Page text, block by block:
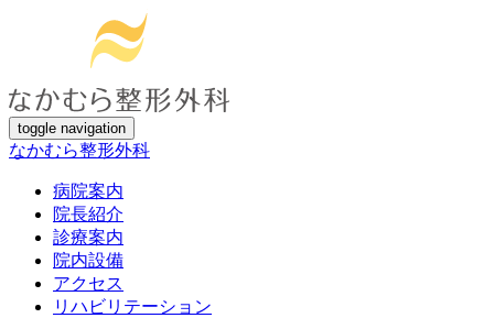
toggle navigation
なかむら整形外科
病院案内
院長紹介
診療案内
院内設備
アクセス
リハビリテーション